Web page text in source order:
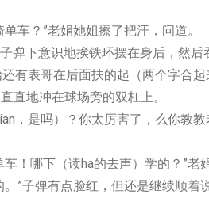
”老娟她姐擦了把汗，问道。
意识地挨铁环摆在身后，然后吞
有表哥在后面扶的起（两个字合
直地冲在球场旁的双杠上。
吗）？你太厉害了，么你教教老
下（读ha的去声）学的？”老娟
有点脸红，但还是继续顺着说